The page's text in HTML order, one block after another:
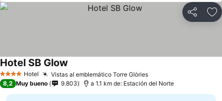
Compartir
4 EstrellasHotel Vistas al emblemático Torre GlòriesVer precios
Hotel SB Glow
8,2 Muy bueno 9.803 a 1.1 km de: Estación del Norte